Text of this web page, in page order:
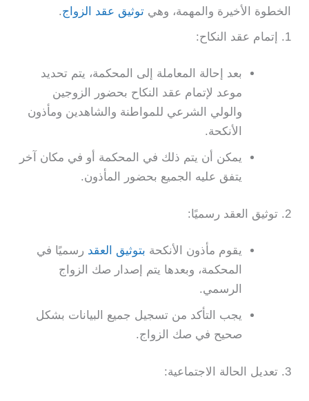
الخطوة الأخيرة والمهمة، وهيتوثيق عقد الزواج.
1. إتمام عقد النكاح:
بعد إحالة المعاملة إلى المحكمة، يتم تحديد
موعد لإتمام عقد النكاح بحضور الزوجين
والولي الشرعي للمواطنة والشاهدين ومأذون
الأنكحة.
يمكن أن يتم ذلك في المحكمة أو في مكان آخر
يتفق عليه الجميع بحضور المأذون.
2. توثيق العقد رسميًا:
يقوم مأذون الأنكحة بتوثيق العقد رسميًا في
المحكمة، وبعدها يتم إصدار صك الزواج
الرسمي.
يجب التأكد من تسجيل جميع البيانات بشكل
صحيح في صك الزواج.
3. تعديل الحالة الاجتماعية: